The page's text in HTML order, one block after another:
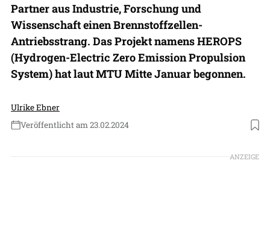
Partner aus Industrie, Forschung und
Wissenschaft einen Brennstoffzellen-
Antriebsstrang. Das Projekt namens HEROPS
(Hydrogen-Electric Zero Emission Propulsion
System) hat laut MTU Mitte Januar begonnen.
Ulrike Ebner
Veröffentlicht am 23.02.2024
Foto: MTU Aero Engines
ANZEIGE